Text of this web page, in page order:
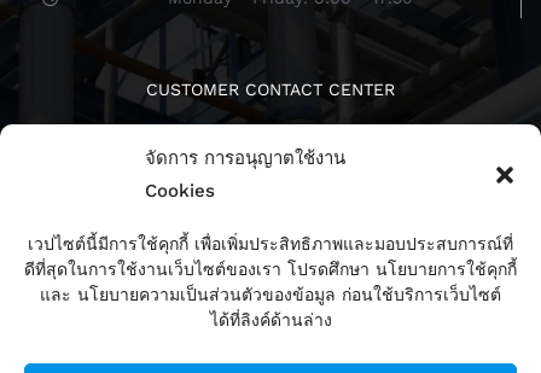
จัดการ การอนุญาตใช้งาน
Cookies
เวปไซต์นี้มีการใช้คุกกี้ เพื่อเพิ่มประสิทธิภาพและมอบประสบการณ์ที่
ดีที่สุดในการใช้งานเว็บไซต์ของเรา โปรดศึกษา นโยบายการใช้คุกกี้
และ นโยบายความเป็นส่วนตัวของข้อมูล ก่อนใช้บริการเว็บไซต์
ได้ที่ลิงค์ด้านล่าง
CUSTOMER CONTACT CENTER
ติดตามเรา